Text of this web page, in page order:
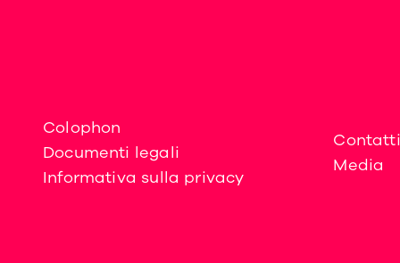
Colophon
Documenti legali
Informativa sulla privacy
Contatti
Media